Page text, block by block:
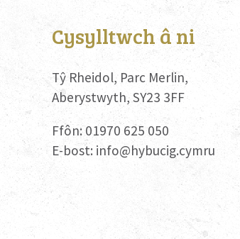
Cysylltwch â ni
Tŷ Rheidol, Parc Merlin,
Aberystwyth, SY23 3FF
Ffôn: 01970 625 050
E-bost: info@hybucig.cymru